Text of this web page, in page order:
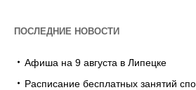
ПОСЛЕДНИЕ НОВОСТИ
Афиша на 9 августа в Липецке
Расписание бесплатных занятий